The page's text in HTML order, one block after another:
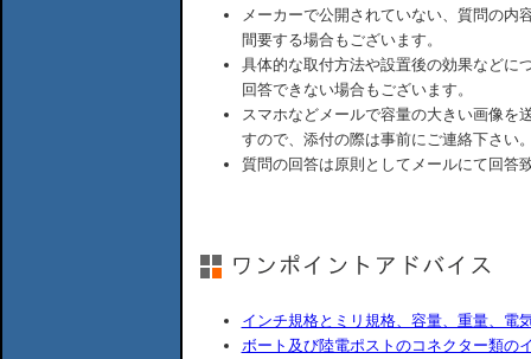
メーカーで公開されていない、質問の内
間要する場合もございます。
具体的な取付方法や設置後の効果などに
回答できない場合もございます。
スマホなどメールで容量の大きい画像を
すので、添付の際は事前にご連絡下さい
質問の回答は原則としてメールにて回答
インチ規格とミリ規格、容量、重量、電
ボート及び陸電ポストのコネクター類の